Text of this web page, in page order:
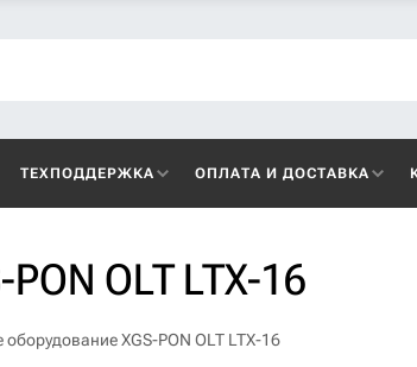
ТЕХПОДДЕРЖКА ОПЛАТА И ДОСТАВКА
OLT LTX-16
XGS-PON OLT LTX-16